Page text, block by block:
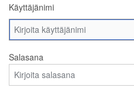
Käyttäjänimi
Salasana